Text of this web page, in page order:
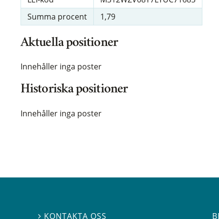
Summa procent
1,79
Aktuella positioner
Innehåller inga poster
Historiska positioner
Innehåller inga poster
 KONTAKTA OSS